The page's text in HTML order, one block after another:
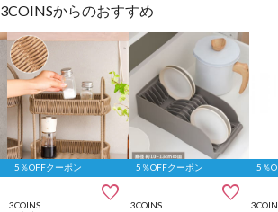
3COINSからのおすすめ
5％OFFクーポン

3COINS
5％OFFクーポン

3COINS
5％